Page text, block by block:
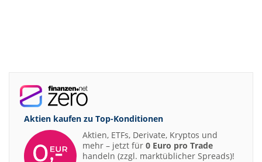
Aktien kaufen zu Top-Konditionen
Aktien, ETFs, Derivate, Kryptos und
mehr – jetzt für 0 Euro pro Trade
handeln (zzgl. marktüblicher Spreads)!